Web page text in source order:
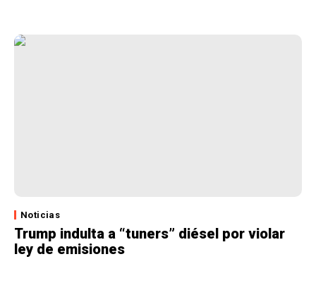
Noticias
Trump indulta a “tuners” diésel por violar
ley de emisiones